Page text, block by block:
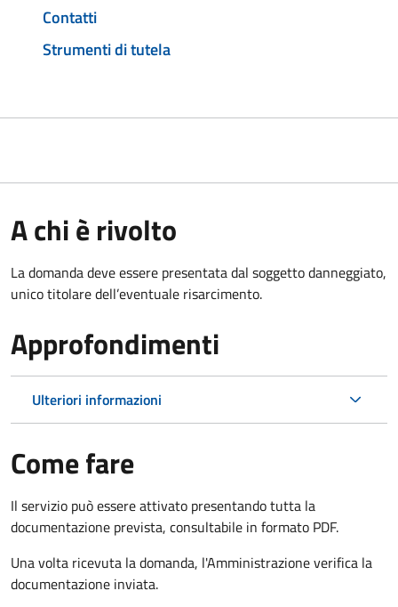
Contatti
Strumenti di tutela
A chi è rivolto
La domanda deve essere presentata dal soggetto danneggiato,
unico titolare dell’eventuale risarcimento.
Approfondimenti
Ulteriori informazioni
Come fare
Il servizio può essere attivato presentando tutta la
documentazione prevista, consultabile in formato PDF.
Una volta ricevuta la domanda, l'Amministrazione verifica la
documentazione inviata.